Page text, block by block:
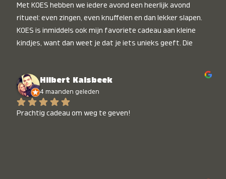
Met KOES hebben we iedere avond een heerlijk avond
ritueel: even zingen, even knuffelen en dan lekker slapen.
KOES is inmiddels ook mijn favoriete cadeau aan kleine
kindjes, want dan weet je dat je iets unieks geeft. Die
Hilbert Kalsbeek
4 maanden geleden
Prachtig cadeau om weg te geven!